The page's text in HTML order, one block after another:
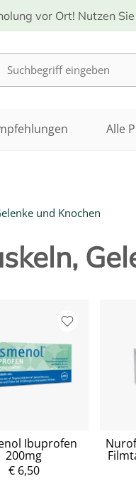
vor Ort! Nutzen
Alle
und Knochen
Ibuprofen
200mg
€ 6,50